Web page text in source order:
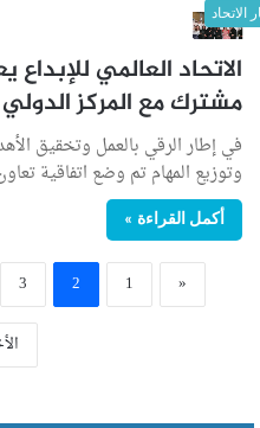
الاتحاد
الاتحاد العالمي
مشترك مع المركز الدولي
في إطار الرقي بالعمل وتخقيق
وتوزيع المهام تم وضع اتفاقية
أكمل القراءة »
«
1
2
3